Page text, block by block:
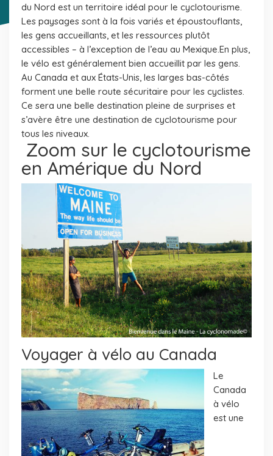
du Nord est un territoire idéal pour le cyclotourisme.
Les paysages sont à la fois variés et époustouflants,
les gens accueillants, et les ressources plutôt
accessibles – à l’exception de l’eau au Mexique.En plus,
le vélo est généralement bien accueillit par les gens.
Au Canada et aux États-Unis, les larges bas-côtés
forment une belle route sécuritaire pour les cyclistes.
Ce sera une belle destination pleine de surprises et
s’avère être une destination de cyclotourisme pour
tous les niveaux.
Zoom sur le cyclotourisme
en Amérique du Nord
Voyager à vélo au Canada
Le
Canada
à vélo
est une